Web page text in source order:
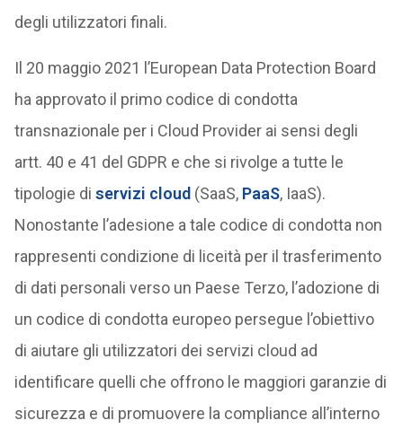
degli utilizzatori finali.
Il 20 maggio 2021 l’European Data Protection Board
ha approvato il primo codice di condotta
transnazionale per i Cloud Provider ai sensi degli
artt. 40 e 41 del GDPR e che si rivolge a tutte le
tipologie di servizi cloud(SaaS, PaaS, IaaS).
Nonostante l’adesione a tale codice di condotta non
rappresenti condizione di liceità per il trasferimento
di dati personali verso un Paese Terzo, l’adozione di
un codice di condotta europeo persegue l’obiettivo
di aiutare gli utilizzatori dei servizi cloud ad
identificare quelli che offrono le maggiori garanzie di
sicurezza e di promuovere la compliance all’interno